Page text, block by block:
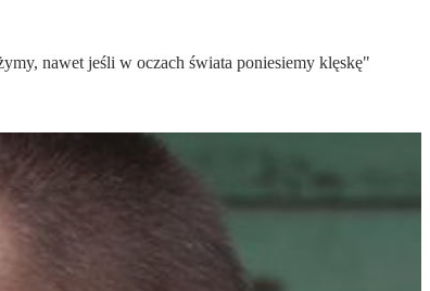
nawet jeśli w oczach świata poniesiemy klęskę"